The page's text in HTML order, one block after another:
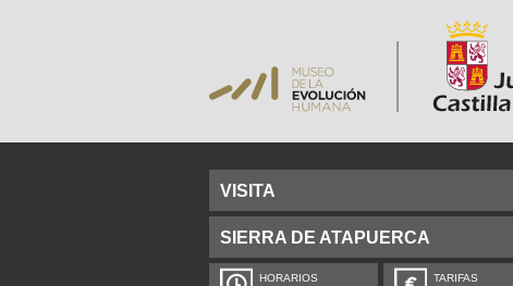
VISITA
SIERRA DE ATAPUERCA
HORARIOS TARIFAS